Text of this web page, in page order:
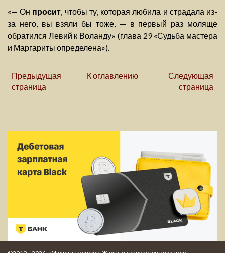
«— Он просит, чтобы ту, которая любила и страдала из-
за него, вы взяли бы тоже, — в первый раз моляще
обратился Левий к Воланду» (глава 29 «Судьба мастера
и Маргариты определена»).
Предыдущая
страница
К оглавлению
Следующая
страница